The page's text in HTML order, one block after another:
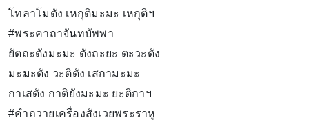
โทลาโมตัง เหกุติมะมะ เหกุติฯ
#พระคาถาจันทบัพพา
ยัตถะตังมะมะ ตังถะยะ ตะวะตัง
มะมะตัง วะติตัง เสกามะมะ
กาเสตัง กาติยังมะมะ ยะติกาฯ
#คำถวายเครื่องสังเวยพระราหู